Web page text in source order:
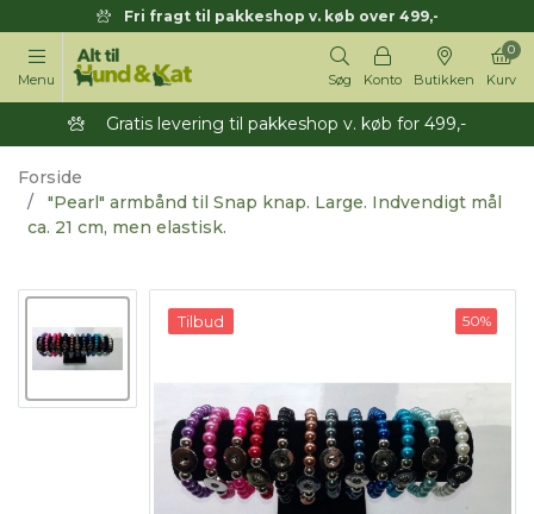
Fri fragt til pakkeshop v. køb over 499,-
Menu Søg Konto Butikken Kurv
0
Gratis levering til pakkeshop v. køb for 499,-
Forside
"Pearl" armbånd til Snap knap. Large. Indvendigt mål
ca. 21 cm, men elastisk.
Tilbud 50%